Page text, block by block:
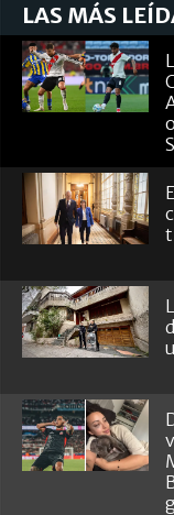
LAS MÁS